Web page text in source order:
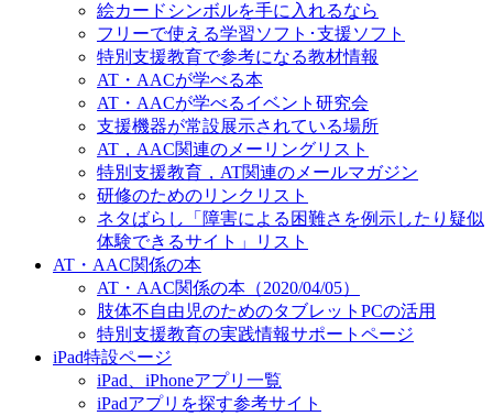
絵カードシンボルを手に入れるなら
フリーで使える学習ソフト･支援ソフト
特別支援教育で参考になる教材情報
AT・AACが学べる本
AT・AACが学べるイベント研究会
支援機器が常設展示されている場所
AT，AAC関連のメーリングリスト
特別支援教育，AT関連のメールマガジン
研修のためのリンクリスト
ネタばらし「障害による困難さを例示したり疑似
体験できるサイト」リスト
AT・AAC関係の本
AT・AAC関係の本（2020/04/05）
肢体不自由児のためのタブレットPCの活用
特別支援教育の実践情報サポートページ
iPad特設ページ
iPad、iPhoneアプリ一覧
iPadアプリを探す参考サイト